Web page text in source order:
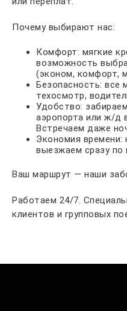
Почему выбирают нас:
Комфорт: мягкие
возможность
(эконом, комфорт,
Безопасность: все
техосмотр,
Удобство:
аэропорта или ж/д
Встречаем даже
Экономия
выезжаем сразу по
Ваш маршрут — наши
Работаем 24/7.
клиентов и групповых